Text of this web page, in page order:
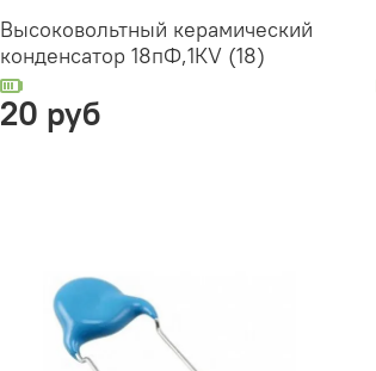
Высоковольтный керамический
конденсатор 18пФ,1КV (18)
20 руб